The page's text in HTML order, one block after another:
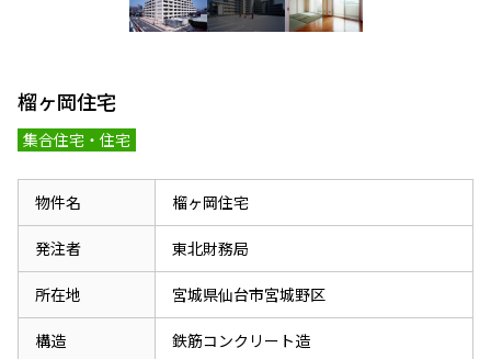
榴ヶ岡住宅
集合住宅・住宅
物件名 榴ヶ岡住宅
発注者 東北財務局
所在地 宮城県仙台市宮城野区
構造 鉄筋コンクリート造